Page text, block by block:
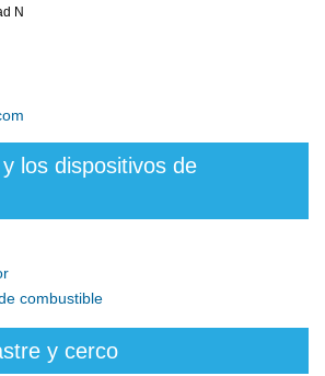
N
los dispositivos de
combustible
y cerco